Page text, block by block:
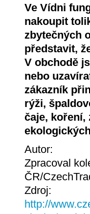
Ve Vídni
nakoupit
zbytečných
představit,
V obchodě
nebo
zákazník
rýži,
čaje, koření,
Autor:
Zpracoval
ČR/
Zdroj:
http://